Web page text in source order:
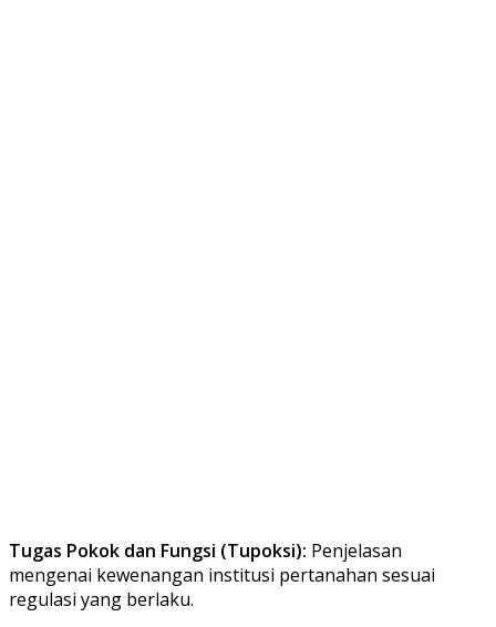
Tugas Pokok dan Fungsi (Tupoksi): Penjelasan
mengenai kewenangan institusi pertanahan sesuai
regulasi yang berlaku.